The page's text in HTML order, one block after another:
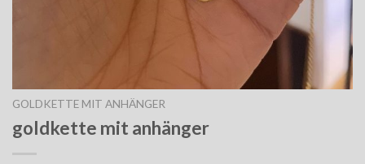
GOLDKETTE MIT ANHÄNGER
goldkette mit anhänger